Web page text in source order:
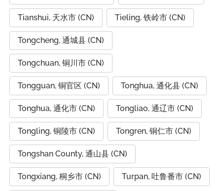
Tianshui, 天水市 (CN) Tieling, 铁岭市 (CN)
Tongcheng, 通城县 (CN)
Tongchuan, 铜川市 (CN)
Tongguan, 铜官区 (CN) Tonghua, 通化县 (CN)
Tonghua, 通化市 (CN) Tongliao, 通辽市 (CN)
Tongling, 铜陵市 (CN) Tongren, 铜仁市 (CN)
Tongshan County, 通山县 (CN)
Tongxiang, 桐乡市 (CN) Turpan, 吐鲁番市 (CN)